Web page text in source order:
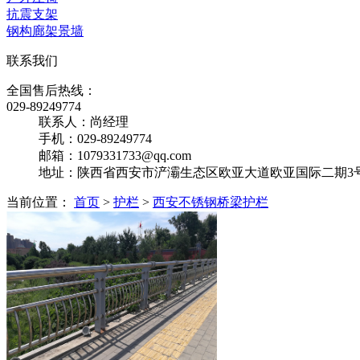
抗震支架
钢构廊架景墙
联系我们
全国售后热线：
029-89249774
联系人：尚经理
手机：029-89249774
邮箱：1079331733@qq.com
地址：陕西省西安市浐灞生态区欧亚大道欧亚国际二期3
当前位置： 首页 > 护栏 > 西安不锈钢桥梁护栏